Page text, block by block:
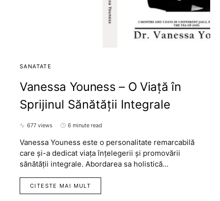
SANATATE
Vanessa Youness – O Viață în
Sprijinul Sănătății Integrale
677 views 6 minute read
Vanessa Youness este o personalitate remarcabilă
care și-a dedicat viața înțelegerii și promovării
sănătății integrale. Abordarea sa holistică…
CITESTE MAI MULT